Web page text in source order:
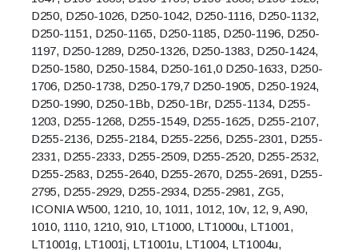
D250, D250-1026, D250-1042, D250-1116, D250-1132,
D250-1151, D250-1165, D250-1185, D250-1196, D250-
1197, D250-1289, D250-1326, D250-1383, D250-1424,
D250-1580, D250-1584, D250-161,0 D250-1633, D250-
1706, D250-1738, D250-179,7 D250-1905, D250-1924,
D250-1990, D250-1Bb, D250-1Br, D255-1134, D255-
1203, D255-1268, D255-1549, D255-1625, D255-2107,
D255-2136, D255-2184, D255-2256, D255-2301, D255-
2331, D255-2333, D255-2509, D255-2520, D255-2532,
D255-2583, D255-2640, D255-2670, D255-2691, D255-
2795, D255-2929, D255-2934, D255-2981, ZG5,
ICONIA W500, 1210, 10, 1011, 1012, 10v, 12, 9, A90,
1010, 1110, 1210, 910, LT1000, LT1000u, LT1001,
LT1001g, LT1001j, LT1001u, LT1004, LT1004u,